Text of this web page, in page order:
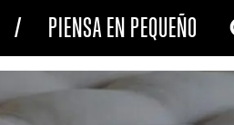
PIENSA EN PEQUEÑO